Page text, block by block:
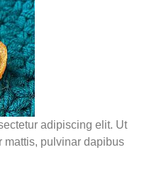
adipiscing elit. Ut
mattis, pulvinar dapibus